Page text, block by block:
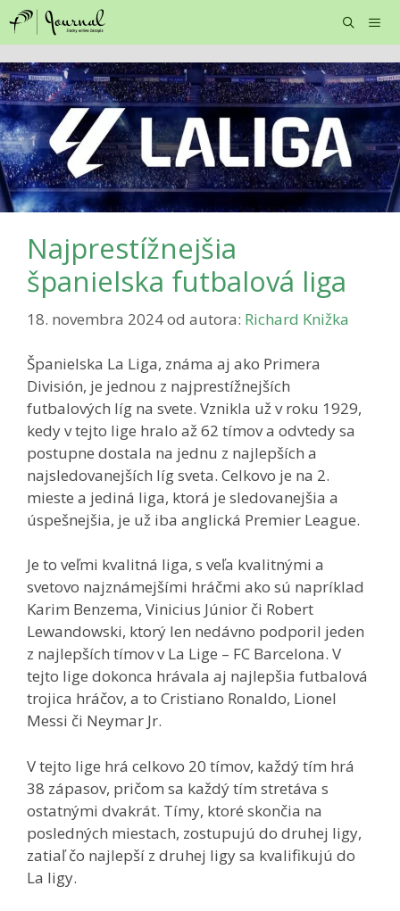
Preskočiť
na
Menu
Najprestížnejšia
španielska futbalová liga
18. novembra 2024od autora: Richard Knižka
Španielska La Liga, známa aj ako Primera
División, je jednou z najprestížnejších
futbalových líg na svete. Vznikla už v roku 1929,
kedy v tejto lige hralo až 62 tímov a odvtedy sa
postupne dostala na jednu z najlepších a
najsledovanejších líg sveta. Celkovo je na 2.
mieste a jediná liga, ktorá je sledovanejšia a
úspešnejšia, je už iba anglická Premier League.
Je to veľmi kvalitná liga, s veľa kvalitnými a
svetovo najznámejšími hráčmi ako sú napríklad
Karim Benzema, Vinicius Júnior či Robert
Lewandowski, ktorý len nedávno podporil jeden
z najlepších tímov v La Lige – FC Barcelona. V
tejto lige dokonca hrávala aj najlepšia futbalová
trojica hráčov, a to Cristiano Ronaldo, Lionel
Messi či Neymar Jr.
V tejto lige hrá celkovo 20 tímov, každý tím hrá
38 zápasov, pričom sa každý tím stretáva s
ostatnými dvakrát. Tímy, ktoré skončia na
posledných miestach, zostupujú do druhej ligy,
zatiaľ čo najlepší z druhej ligy sa kvalifikujú do
La ligy.